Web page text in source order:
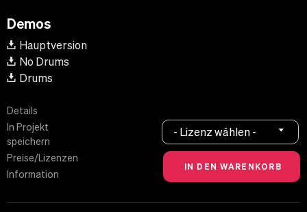
Demos
Hauptversion
No Drums
Drums
Details
In Projekt
speichern
Preise/Lizenzen
Information
- Lizenz wählen -